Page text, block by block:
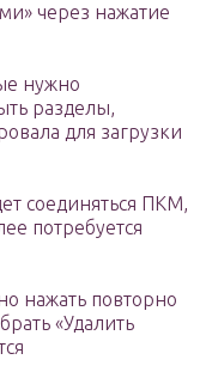
через нажатие
нужно
разделы,
для загрузки
соединяться ПКМ,
потребуется
нажать повторно
«Удалить